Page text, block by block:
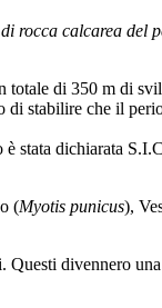
rocca calcarea
totale di 350 m di
stabilire che il
stata dichiarata
(Myotis punicus),
divennero